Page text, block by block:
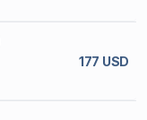
177 USD